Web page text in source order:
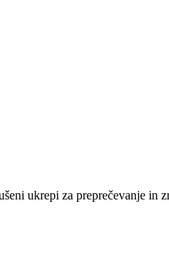
ukrepi za preprečevanje in